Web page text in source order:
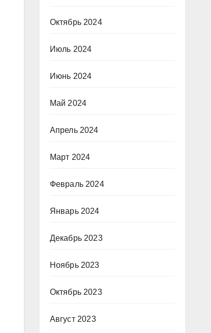
Октябрь 2024
Июль 2024
Июнь 2024
Май 2024
Апрель 2024
Март 2024
Февраль 2024
Январь 2024
Декабрь 2023
Ноябрь 2023
Октябрь 2023
Август 2023